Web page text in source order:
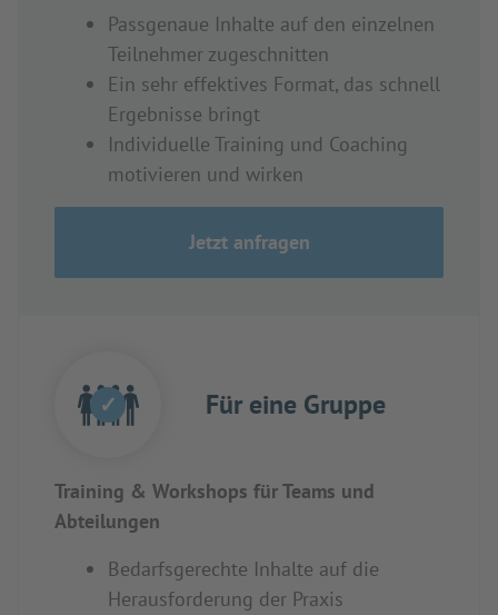
Passgenaue Inhalte auf den einzelnen
Teilnehmer zugeschnitten
Ein sehr effektives Format, das schnell
Ergebnisse bringt
Individuelle Training und Coaching
motivieren und wirken
Jetzt anfragen
✓ Für eine Gruppe
Training & Workshops für Teams und
Abteilungen
Bedarfsgerechte Inhalte auf die
Herausforderung der Praxis